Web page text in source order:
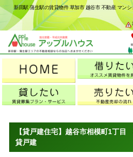
新田駅 蒲生駅の賃貸物件 草加市 越谷市 不動産 マン
【貸戸建住宅】越谷市相模町1丁
貸戸建